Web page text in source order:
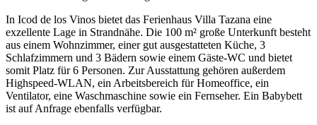
In Icod de los Vinos bietet das Ferienhaus Villa Tazana eine
exzellente Lage in Strandnähe. Die 100 m² große Unterkunft besteht
aus einem Wohnzimmer, einer gut ausgestatteten Küche, 3
Schlafzimmern und 3 Bädern sowie einem Gäste-WC und bietet
somit Platz für 6 Personen. Zur Ausstattung gehören außerdem
Highspeed-WLAN, ein Arbeitsbereich für Homeoffice, ein
Ventilator, eine Waschmaschine sowie ein Fernseher. Ein Babybett
ist auf Anfrage ebenfalls verfügbar.